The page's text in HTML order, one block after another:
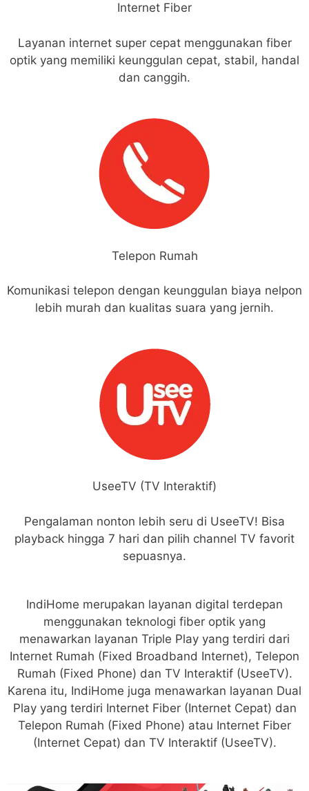
Internet Fiber
Layanan internet super cepat menggunakan fiber
optik yang memiliki keunggulan cepat, stabil, handal
dan canggih.
Telepon Rumah
Komunikasi telepon dengan keunggulan biaya nelpon
lebih murah dan kualitas suara yang jernih.
UseeTV (TV Interaktif)
Pengalaman nonton lebih seru di UseeTV! Bisa
playback hingga 7 hari dan pilih channel TV favorit
sepuasnya.
IndiHome merupakan layanan digital terdepan
menggunakan teknologi fiber optik yang
menawarkan layanan Triple Play yang terdiri dari
Internet Rumah (Fixed Broadband Internet), Telepon
Rumah (Fixed Phone) dan TV Interaktif (UseeTV).
Karena itu, IndiHome juga menawarkan layanan Dual
Play yang terdiri Internet Fiber (Internet Cepat) dan
Telepon Rumah (Fixed Phone) atau Internet Fiber
(Internet Cepat) dan TV Interaktif (UseeTV).